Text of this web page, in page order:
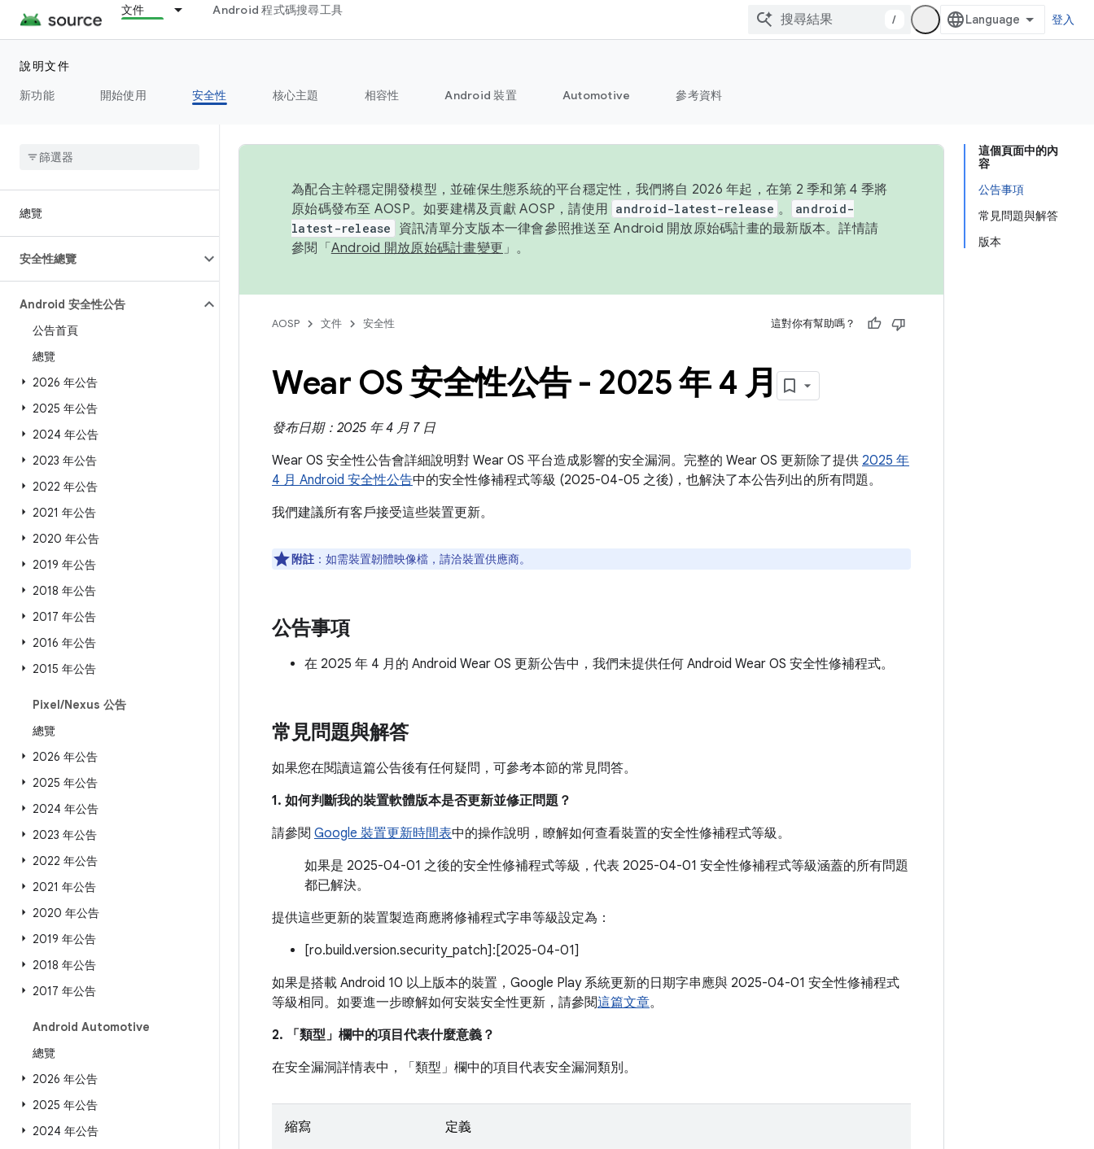
文件 Android 程式碼搜尋工具
/ 登入
說明文件
新功能
開始使用 安全性 核心主題 相容性 Android 裝置 Automotive 參考資料
總覽
安全性總覽
Android 安全性公告
公告首頁
總覽
2026 年公告
2025 年公告
2024 年公告
2023 年公告
2022 年公告
2021 年公告
2020 年公告
2019 年公告
2018 年公告
2017 年公告
2016 年公告
2015 年公告
Pixel/Nexus 公告
總覽
2026 年公告
2025 年公告
2024 年公告
2023 年公告
2022 年公告
2021 年公告
2020 年公告
2019 年公告
2018 年公告
2017 年公告
Android Automotive
總覽
2026 年公告
2025 年公告
2024 年公告
這個頁面中的內
容
公告事項
常見問題與解答
版本
為配合主幹穩定開發模型，並確保生態系統的平台穩定性，我們將自 2026 年起，在第 2 季和第 4 季將
原始碼發布至 AOSP。如要建構及貢獻 AOSP，請使用 android-latest-release 。
android-
latest-release
資訊清單分支版本一律會參照推送至 Android 開放原始碼計畫的最新版本。詳情請
參閱「 Android 開放原始碼計畫變更 」。
AOSP 文件 安全性 這對你有幫助嗎？
Wear OS 安全性公告 - 2025 年 4 月
發布日期：2025 年 4 月 7 日
Wear OS 安全性公告會詳細說明對 Wear OS 平台造成影響的安全漏洞。完整的 Wear OS 更新除了提供 2025 年
4 月 Android 安全性公告中的安全性修補程式等級 (2025-04-05 之後)，也解決了本公告列出的所有問題。
我們建議所有客戶接受這些裝置更新。
附註 ：如需裝置韌體映像檔，請洽裝置供應商。
公告事項
在 2025 年 4 月的 Android Wear OS 更新公告中，我們未提供任何 Android Wear OS 安全性修補程式。
常見問題與解答
如果您在閱讀這篇公告後有任何疑問，可參考本節的常見問答。
1. 如何判斷我的裝置軟體版本是否更新並修正問題？
請參閱 Google 裝置更新時間表中的操作說明，瞭解如何查看裝置的安全性修補程式等級。
如果是 2025-04-01 之後的安全性修補程式等級，代表 2025-04-01 安全性修補程式等級涵蓋的所有問題
都已解決。
提供這些更新的裝置製造商應將修補程式字串等級設定為：
[ro.build.version.security_patch]:[2025-04-01]
如果是搭載 Android 10 以上版本的裝置，Google Play 系統更新的日期字串應與 2025-04-01 安全性修補程式
等級相同。如要進一步瞭解如何安裝安全性更新，請參閱這篇文章。
2. 「類型」 欄中的項目代表什麼意義？
在安全漏洞詳情表中，「類型」 欄中的項目代表安全漏洞類別。
縮寫 定義